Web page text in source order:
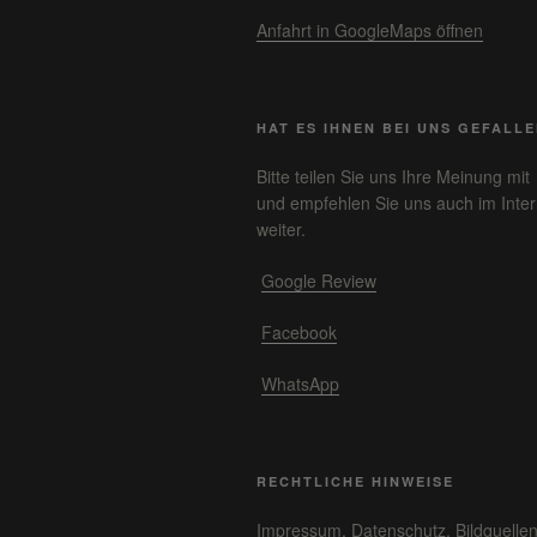
Anfahrt in GoogleMaps öffnen
HAT ES IHNEN BEI UNS
Bitte teilen Sie uns Ihre Meinung mit
und empfehlen Sie uns auch im
weiter.
Google Review
Facebook
WhatsApp
RECHTLICHE HINWEISE
Impressum, Datenschutz, Bildquellen